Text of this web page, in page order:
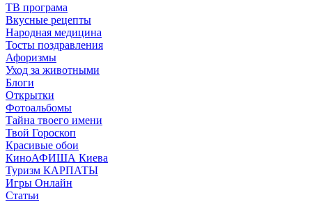
ТВ програма
Вкусные рецепты
Народная медицина
Тосты поздравления
Афоризмы
Уход за животными
Блоги
Открытки
Фотоальбомы
Тайна твоего имени
Твой Гороскоп
Красивые обои
КиноАФИША Киева
Туризм КАРПАТЫ
Игры Онлайн
Статьи